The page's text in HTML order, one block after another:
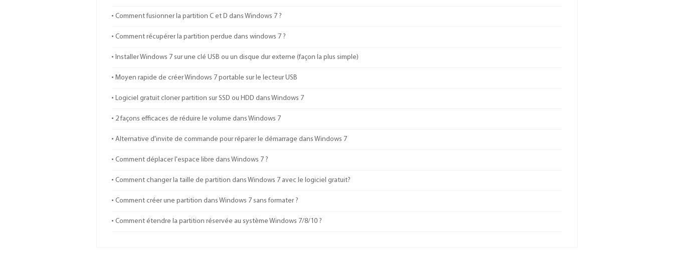
Comment fusionner la partition C et D dans Windows 7 ?
Comment récupérer la partition perdue dans windows 7 ?
Installer Windows 7 sur une clé USB ou un disque dur externe (façon la plus simple)
Moyen rapide de créer Windows 7 portable sur le lecteur USB
Logiciel gratuit cloner partition sur SSD ou HDD dans Windows 7
2 façons efficaces de réduire le volume dans Windows 7
Alternative d'invite de commande pour réparer le démarrage dans Windows 7
Comment déplacer l'espace libre dans Windows 7 ?
Comment changer la taille de partition dans Windows 7 avec le logiciel gratuit?
Comment créer une partition dans Windows 7 sans formater ?
Comment étendre la partition réservée au système Windows 7/8/10 ?